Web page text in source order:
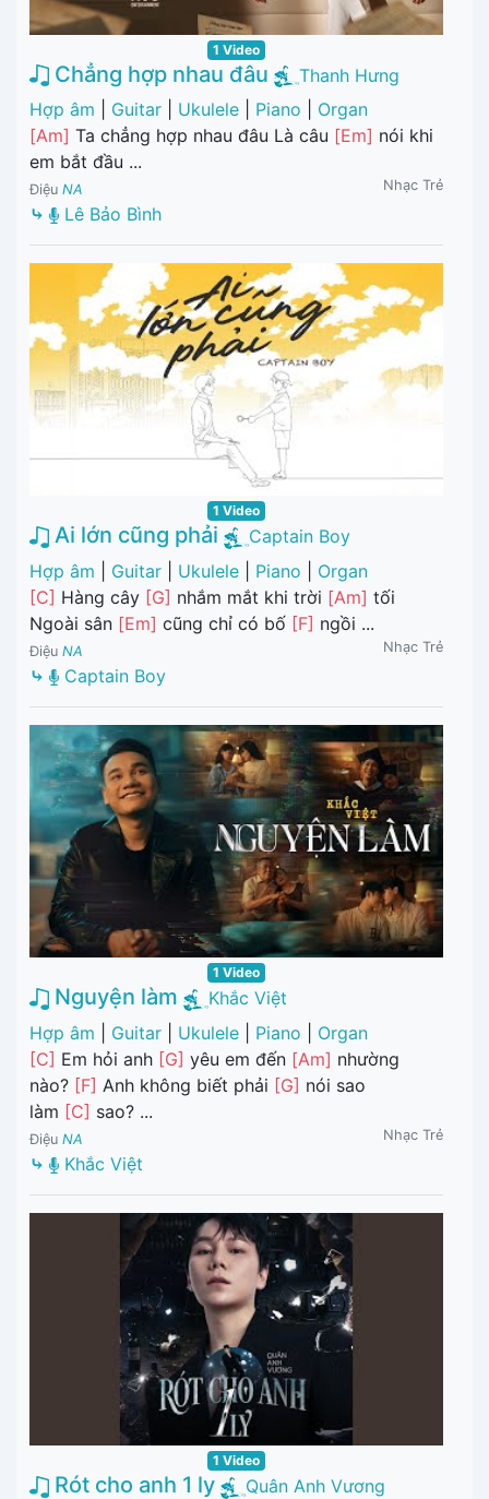
1 Video
Chẳng hợp nhau đâu
Thanh Hưng
Hợp âm
Guitar Ukulele Piano
Organ
[Am] Ta chẳng hợp nhau đâu Là câu [Em] nói khi
em bắt đầu ...
Điệu NA Nhạc Trẻ
⤷ Lê Bảo Bình
1 Video
Ai lớn cũng phải
Captain Boy
Hợp âm
Guitar Ukulele Piano
Organ
[C] Hàng cây [G] nhắm mắt khi trời [Am] tối
Ngoài sân [Em] cũng chỉ có bố [F] ngồi ...
Điệu NA Nhạc Trẻ
⤷ Captain Boy
1 Video
Nguyện làm
Khắc Việt
Hợp âm
Guitar Ukulele Piano
Organ
[C] Em hỏi anh [G] yêu em đến [Am] nhường
nào? [F] Anh không biết phải [G] nói sao
làm [C] sao? ...
Điệu NA Nhạc Trẻ
⤷ Khắc Việt
1 Video
Rót cho anh 1 ly
Quân Anh Vương